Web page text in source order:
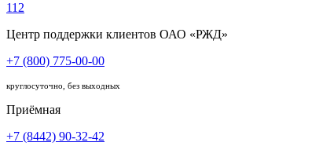
112
Центр поддержки клиентов ОАО «РЖД»
+7 (800) 775-00-00
круглосуточно, без выходных
Приёмная
+7 (8442) 90-32-42